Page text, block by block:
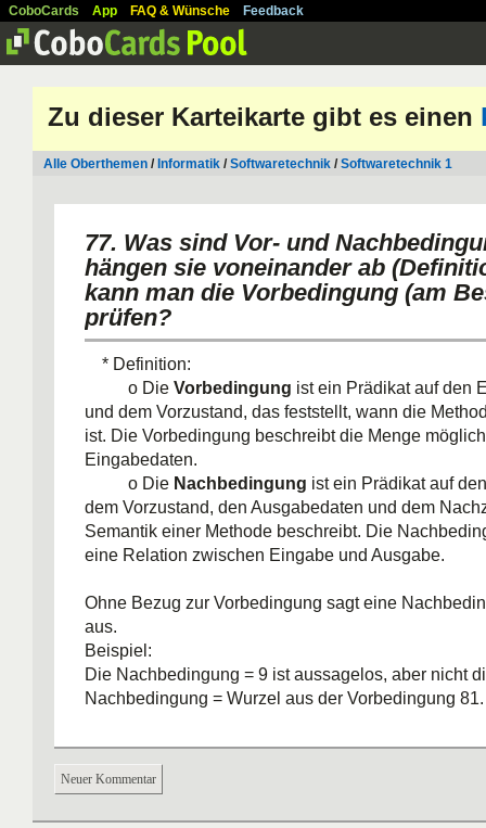
CoboCards App FAQ & Wünsche Feedback
Zu dieser Karteikarte gibt es einen
Alle Oberthemen / Informatik /Softwaretechnik /Softwaretechnik 1
77. Was sind Vor- und
hängen sie voneinander ab
kann man die Vorbedingung (am
prüfen?
* Definition:
o Die Vorbedingung ist ein Prädikat auf den
und dem Vorzustand, das feststellt, wann die
ist. Die Vorbedingung beschreibt die Menge
Eingabedaten.
o Die Nachbedingung ist ein Prädikat auf
dem Vorzustand, den Ausgabedaten und dem
Semantik einer Methode beschreibt. Die
eine Relation zwischen Eingabe und Ausgabe.
Ohne Bezug zur Vorbedingung sagt eine
aus.
Beispiel:
Die Nachbedingung = 9 ist aussagelos, aber nicht
Nachbedingung = Wurzel aus der Vorbedingung
Ein optimistisches Vorgehen ist es, dem Aufrufer
zu überlassen die Vorbedingung sicherzustellen.
pessimistische Vorgehensweise, bei der eine
Vorbedingung selbst prüft und in dem Fall, dass die
Neuer Kommentar